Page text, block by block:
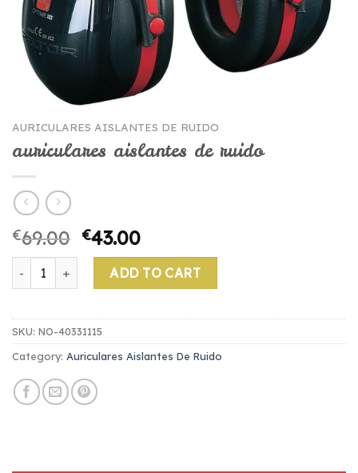
AURICULARES AISLANTES DE RUIDO
auriculares aislantes de ruido
€69.00 €43.00
auriculares aislantes de ruido quantity
ADD TO CART
SKU: NO-40331115
Category: Auriculares Aislantes De Ruido